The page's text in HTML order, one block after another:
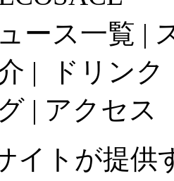
ース一覧 |
|
ドリン
| アクセス
イトが提供